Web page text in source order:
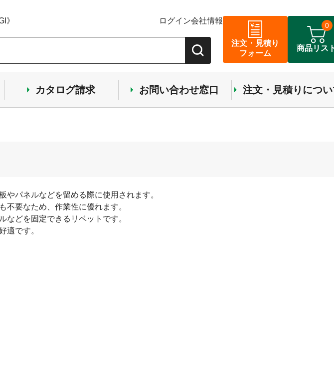
》 ログイン会社情報
注文・見積り
フォーム
商品リス
0
カタログ請求 お問い合わせ窓口 注文・見積りにつ
やパネルなどを留める際に使用されます。
要なため、作業性に優れます。
などを固定できるリベットです。
適です。